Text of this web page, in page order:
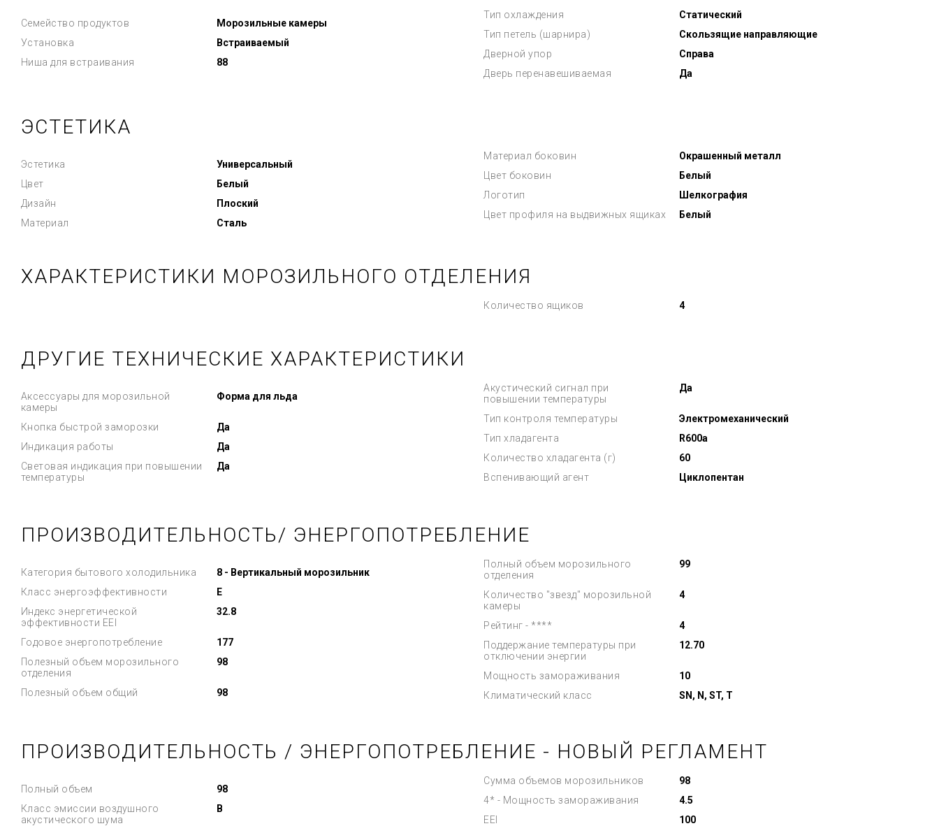
Семейство продуктов
Морозильные камеры
Установка
Встраиваемый
Ниша для встраивания
88
Тип охлаждения
Статический
Тип петель (шарнира)
Скользящие направляющие
Дверной упор
Справа
Дверь перенавешиваемая
Да
ЭСТЕТИКА
Эстетика
Универсальный
Цвет
Белый
Дизайн
Плоский
Материал
Сталь
Материал боковин
Окрашенный металл
Цвет боковин
Белый
Логотип
Шелкография
Цвет профиля на выдвижных ящиках
Белый
ХАРАКТЕРИСТИКИ МОРОЗИЛЬНОГО ОТДЕЛЕНИЯ
Количество ящиков 4
ДРУГИЕ ТЕХНИЧЕСКИЕ ХАРАКТЕРИСТИКИ
Аксессуары для морозильной
камеры
Форма для льда
Кнопка быстрой заморозки
Да
Индикация работы
Да
Световая индикация при повышении
температуры
Да
Акустический сигнал при
повышении температуры
Да
Тип контроля температуры
Электромеханический
Тип хладагента
R600a
Количество хладагента (г)
60
Вспенивающий агент
Циклопентан
ПРОИЗВОДИТЕЛЬНОСТЬ/ ЭНЕРГОПОТРЕБЛЕНИЕ
Категория бытового холодильника
8 - Вертикальный морозильник
Класс энергоэффективности
E
Индекс энергетической
эффективности EEI
32.8
Годовое энергопотребление
177
Полезный объем морозильного
отделения
98
Полезный объем общий 98
Полный объем морозильного
отделения
99
Количество "звезд" морозильной
камеры
4
Рейтинг - ****
4
Поддержание температуры при
отключении энергии
12.70
Мощность замораживания
10
Климатический класс
SN, N, ST, T
ПРОИЗВОДИТЕЛЬНОСТЬ / ЭНЕРГОПОТРЕБЛЕНИЕ - НОВЫЙ РЕГЛАМЕНТ
Полный объем
98
Класс эмиссии воздушного
акустического шума
B
Сумма объемов морозильников
98
4* - Мощность замораживания
4.5
EEI
100